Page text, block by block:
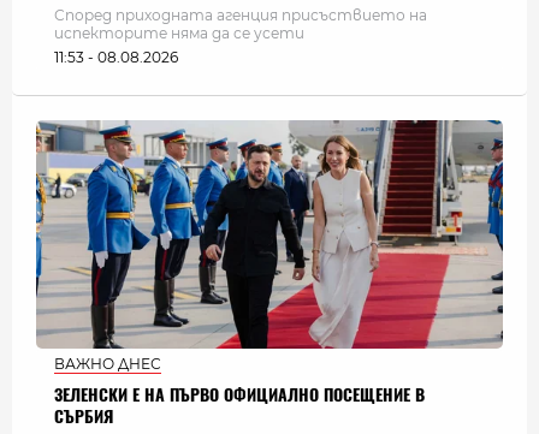
Според приходната агенция присъствието на
испекторите няма да се усети
11:53 - 08.08.2026
ВАЖНО ДНЕС
ЗЕЛЕНСКИ Е НА ПЪРВО ОФИЦИАЛНО ПОСЕЩЕНИЕ В
СЪРБИЯ